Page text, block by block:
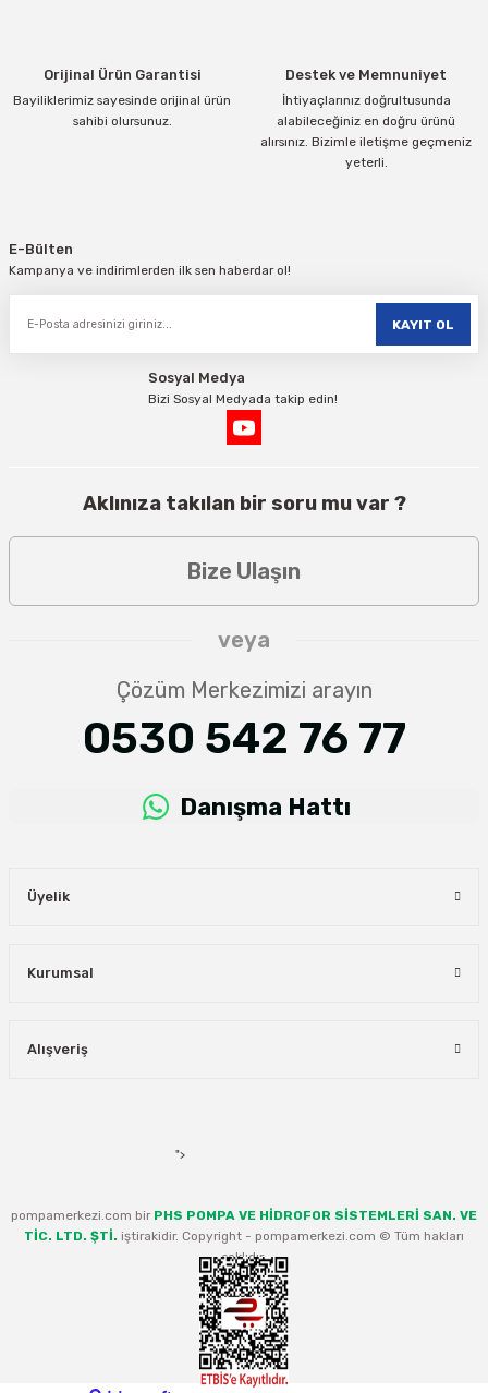
Orijinal Ürün Garantisi
Bayiliklerimiz sayesinde orijinal ürün
sahibi olursunuz.
Destek ve Memnuniyet
İhtiyaçlarınız doğrultusunda
alabileceğiniz en doğru ürünü
alırsınız. Bizimle iletişme geçmeniz
yeterli.
E-Bülten
Kampanya ve indirimlerden ilk sen haberdar ol!
KAYIT OL
Sosyal Medya
Bizi Sosyal Medyada takip edin!
Aklınıza takılan bir soru mu var ?
Bize Ulaşın
veya
Çözüm Merkezimizi arayın
0530 542 76 77
Danışma Hattı
Üyelik
Kurumsal
Alışveriş
">
pompamerkezi.com bir PHS POMPA VE HİDROFOR SİSTEMLERİ SAN. VE
TİC. LTD. ŞTİ. iştirakidir. Copyright - pompamerkezi.com © Tüm hakları
saklıdır.